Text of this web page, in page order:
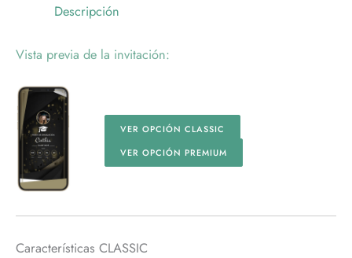
Descripción
Vista previa de la invitación:
VER OPCIÓN CLASSIC
VER OPCIÓN PREMIUM
Características CLASSIC